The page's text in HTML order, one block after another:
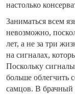
настолько
Заниматься всем
невозможно,
лет, а не за три
на сигналах,
Поскольку
больше облегчить
самцов. В